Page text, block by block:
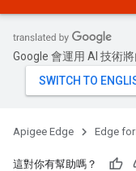
Google 會運用 AI 技術
Apigee Edge Edge for
這對你有幫助嗎？